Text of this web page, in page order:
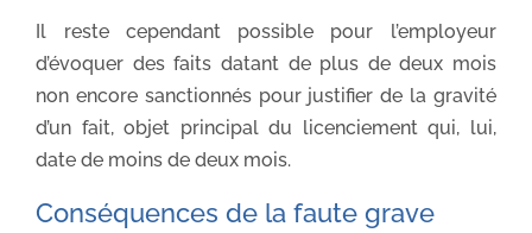
Il reste cependant possible pour l’employeur
d’évoquer des faits datant de plus de deux mois
non encore sanctionnés pour justifier de la gravité
d’un fait, objet principal du licenciement qui, lui,
date de moins de deux mois.
Conséquences de la faute grave